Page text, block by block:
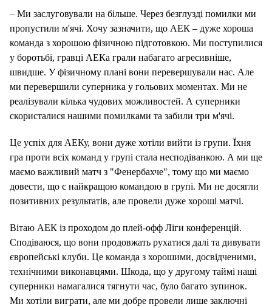
– Ми заслуговували на більше. Через безглузді помилки ми
пропустили м'ячі. Хочу зазначити, що АЕК – дуже хороша
команда з хорошою фізичною підготовкою. Ми поступилися
у боротьбі, гравці АЕКа грали набагато агресивніше,
швидше. У фізичному плані вони перевершували нас. Але
ми перевершили суперника у гольових моментах. Ми не
реалізували кілька чудових можливостей. А суперники
скористалися нашими помилками та забили три м'ячі.
Це успіх для АЕКу, вони дуже хотіли вийти із групи. Їхня
гра проти всіх команд у групі стала несподіванкою. А ми ще
маємо важливий матч з "Фенербахче", тому що ми маємо
довести, що є найкращою командою в групі. Ми не досягли
позитивних результатів, але провели дуже хороші матчі.
Вітаю АЕК із проходом до плей-офф Ліги конференцій.
Сподіваюся, що вони продовжать рухатися далі та дивувати
європейські клуби. Це команда з хорошими, досвідченими,
технічними виконавцями. Шкода, що у другому таймі наші
суперники намагалися тягнути час, було багато зупинок.
Ми хотіли виграти, але ми добре провели лише заключні